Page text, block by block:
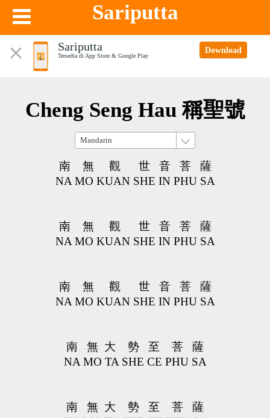
Sariputta
Sariputta
Tersedia di App Store & Google Play
Download
Cheng Seng Hau 稱聖號
南 無 觀 世 音 菩 薩
NA MO KUAN SHE IN PHU SA
南 無 觀 世 音 菩 薩
NA MO KUAN SHE IN PHU SA
南 無 觀 世 音 菩 薩
NA MO KUAN SHE IN PHU SA
南 無 大 勢 至 菩 薩
NA MO TA SHE CE PHU SA
南 無 大 勢 至 菩 薩